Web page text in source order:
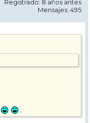
Registrado: 8 años antes
Mensajes: 495